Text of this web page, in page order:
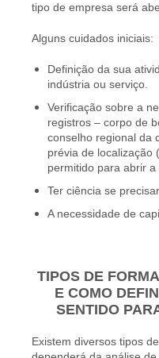
tipo de empresa será
Alguns cuidados iniciais:
Definição da sua
indústria ou serviço.
Verificação sobre a
registros – corpo de
conselho regional da
prévia de localização
permitido para abrir
Ter ciência se
A necessidade de
TIPOS DE
E COMO
SENTIDO
Existem diversos tipos